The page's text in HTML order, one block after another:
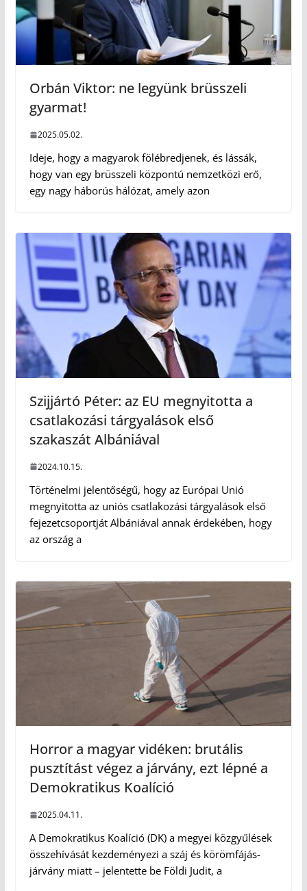
Orbán Viktor: ne legyünk brüsszeli
gyarmat!
2025.05.02.
Ideje, hogy a magyarok fölébredjenek, és lássák,
hogy van egy brüsszeli központú nemzetközi erő,
egy nagy háborús hálózat, amely azon
Szijjártó Péter: az EU megnyitotta a
csatlakozási tárgyalások első
szakaszát Albániával
2024.10.15.
Történelmi jelentőségű, hogy az Európai Unió
megnyitotta az uniós csatlakozási tárgyalások első
fejezetcsoportját Albániával annak érdekében, hogy
az ország a
Horror a magyar vidéken: brutális
pusztítást végez a járvány, ezt lépné a
Demokratikus Koalíció
2025.04.11.
A Demokratikus Koalíció (DK) a megyei közgyűlések
összehívását kezdeményezi a száj és körömfájás-
járvány miatt – jelentette be Földi Judit, a